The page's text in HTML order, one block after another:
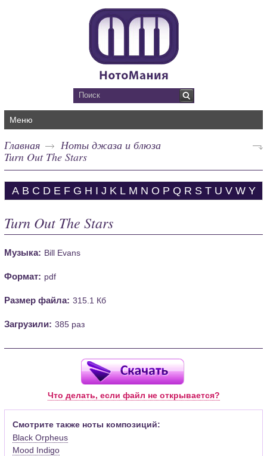
Меню
Главная
Ноты джаза и блюза
Turn Out The Stars
A B C D E F G H I J K L M N O P Q R S T U V W Y
Turn Out The Stars
Музыка: Bill Evans
Формат: pdf
Размер файла: 315.1 Кб
Загрузили: 385 раз
Что делать, если файл не открывается?
Смотрите также ноты композиций:
Black Orpheus
Mood Indigo